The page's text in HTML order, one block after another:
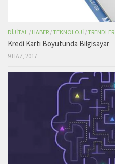
DIJITAL / HABER /TEKNOLOJI /TRENDLER
Kredi Kartı Boyutunda Bilgisayar
9 HAZ, 2017